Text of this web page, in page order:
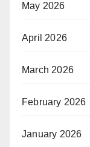
May 2026
April 2026
March 2026
February 2026
January 2026